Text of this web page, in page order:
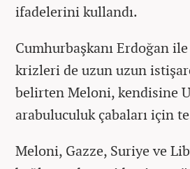
ifadelerini kullandı.
Cumhurbaşkanı Erdoğan
krizleri de uzun uzun
belirten Meloni, kendisine
arabuluculuk çabaları için
Meloni, Gazze, Suriye ve